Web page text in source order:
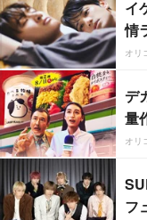
イ
情
オリ
デ
量
オリ
フ